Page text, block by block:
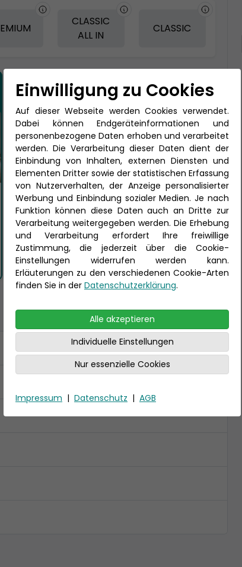
CLASSIC
ALL IN
CLASSIC
Einwilligung zu Cookies
Auf dieser Webseite werden Cookies verwendet.
Dabei können Endgeräteinformationen und
personenbezogene Daten erhoben und verarbeitet
werden. Die Verarbeitung dieser Daten dient der
Einbindung von Inhalten, externen Diensten und
Elementen Dritter sowie der statistischen Erfassung
von Nutzerverhalten, der Anzeige personalisierter
Werbung und Einbindung sozialer Medien. Je nach
Funktion können diese Daten auch an Dritte zur
Verarbeitung weitergegeben werden. Die Erhebung
und Verarbeitung erfordert Ihre freiwillige
Zustimmung, die jederzeit über die Cookie-
Einstellungen widerrufen werden kann.
Erläuterungen zu den verschiedenen Cookie-Arten
finden Sie in der Datenschutzerklärung.
Alle akzeptieren
Individuelle Einstellungen
Nur essenzielle Cookies
Impressum | Datenschutz | AGB